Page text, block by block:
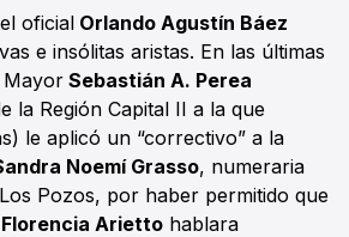
oficial Orlando Agustín Báez
e insólitas aristas. En las últimas
Mayor Sebastián A. Perea
la Región Capital II a la que
le aplicó un “correctivo” a la
Noemí Grasso, numeraria
Pozos, por haber permitido que
Arietto hablara